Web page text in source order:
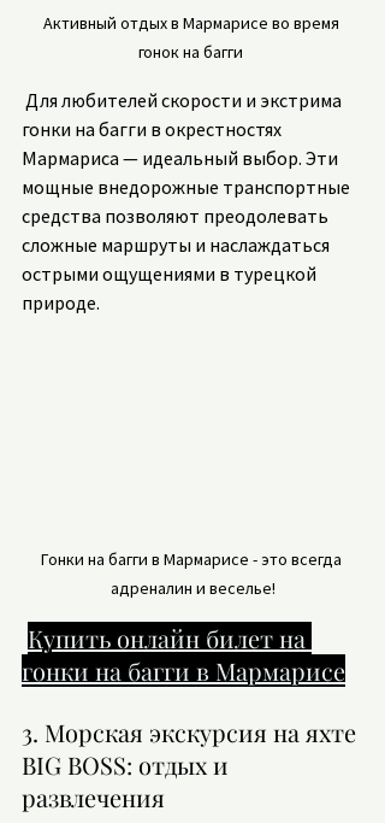
Активный отдых в Мармарисе во время
гонок на багги
Для любителей скорости и экстрима
гонки на багги в окрестностях
Мармариса — идеальный выбор. Эти
мощные внедорожные транспортные
средства позволяют преодолевать
сложные маршруты и наслаждаться
острыми ощущениями в турецкой
природе.
Гонки на багги в Мармарисе - это всегда
адреналин и веселье!
Купить онлайн билет на
гонки на багги в Мармарисе
3. Морская экскурсия на яхте
BIG BOSS: отдых и
развлечения